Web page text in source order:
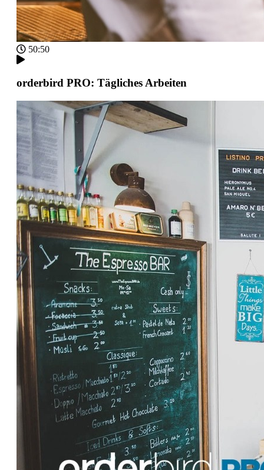
50:50
orderbird PRO: Tägliches Arbeiten